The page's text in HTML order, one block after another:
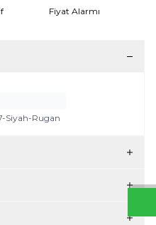
Fiyat Alarmı
Siyah-Rugan